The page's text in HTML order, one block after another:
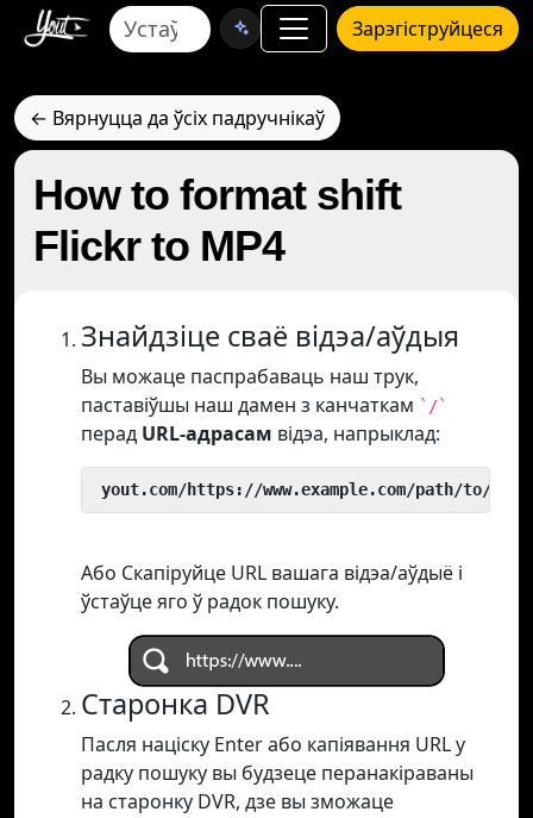
Зарэгіструйцеся
← Вярнуцца да ўсіх падручнікаў
How to format shift
Flickr to MP4
Знайдзіце сваё відэа/аўдыя
Вы можаце паспрабаваць наш трук,
паставіўшы наш дамен з канчаткам `/`
перад URL-адрасам відэа, напрыклад:
yout.com/https://www.example.com/path/to/
Або Скапіруйце URL вашага відэа/аўдыё і
ўстаўце яго ў радок пошуку.
Старонка DVR
Пасля націску Enter або капіявання URL у
радку пошуку вы будзеце перанакіраваны
на старонку DVR, дзе вы зможаце